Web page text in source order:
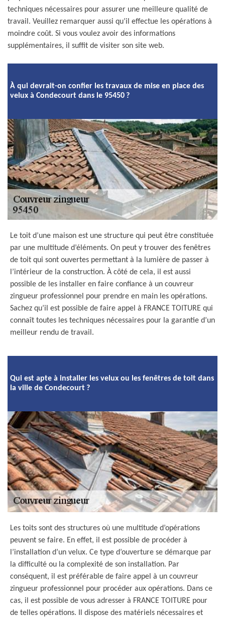
techniques nécessaires pour assurer une meilleure qualité de
travail. Veuillez remarquer aussi qu’il effectue les opérations à
moindre coût. Si vous voulez avoir des informations
supplémentaires, il suffit de visiter son site web.
À qui devrait-on confier les travaux de mise en place des
velux à Condecourt dans le 95450 ?
Le toit d’une maison est une structure qui peut être constituée
par une multitude d’éléments. On peut y trouver des fenêtres
de toit qui sont ouvertes permettant à la lumière de passer à
l’intérieur de la construction. À côté de cela, il est aussi
possible de les installer en faire confiance à un couvreur
zingueur professionnel pour prendre en main les opérations.
Sachez qu’il est possible de faire appel à FRANCE TOITURE qui
connaît toutes les techniques nécessaires pour la garantie d’un
meilleur rendu de travail.
Qui est apte à installer les velux ou les fenêtres de toit dans
la ville de Condecourt ?
Les toits sont des structures où une multitude d’opérations
peuvent se faire. En effet, il est possible de procéder à
l’installation d’un velux. Ce type d’ouverture se démarque par
la difficulté ou la complexité de son installation. Par
conséquent, il est préférable de faire appel à un couvreur
zingueur professionnel pour procéder aux opérations. Dans ce
cas, il est possible de vous adresser à FRANCE TOITURE pour
de telles opérations. Il dispose des matériels nécessaires et